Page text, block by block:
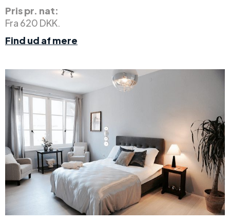
Pris pr. nat:
Fra 620 DKK.
Find ud af mere